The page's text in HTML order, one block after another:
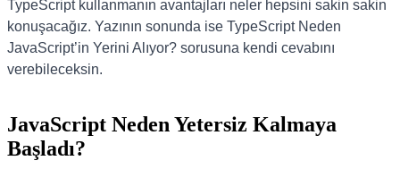
TypeScript kullanmanın avantajları neler hepsini sakin sakin
konuşacağız. Yazının sonunda ise TypeScript Neden
JavaScript’in Yerini Alıyor? sorusuna kendi cevabını
verebileceksin.
JavaScript Neden Yetersiz Kalmaya
Başladı?